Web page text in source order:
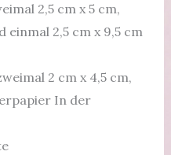
2,5 cm x 5 cm,
einmal 2,5 cm x 9,5 cm
2 cm x 4,5 cm,
In der